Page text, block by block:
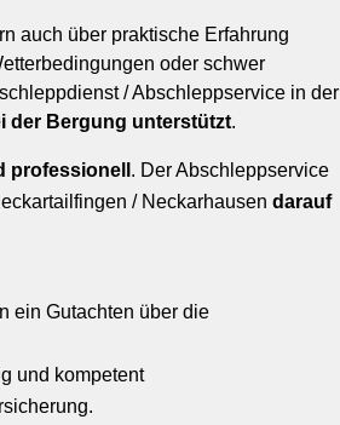
auch über praktische Erfahrung
oder schwer
/ Abschleppservice in der
der Bergung unterstützt.
professionell . Der Abschleppservice
/ Neckarhausen darauf
ein Gutachten über die
und kompetent